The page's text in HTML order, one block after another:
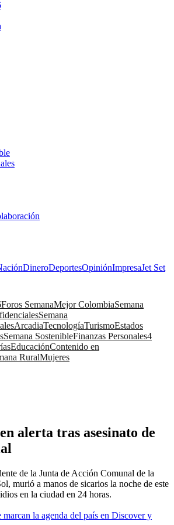
DineroDeportesOpiniónImpresaJet Set
Foros SemanaMejor ColombiaSemana
Semana
ArcadiaTecnologíaTurismoEstados
Semana SostenibleFinanzas Personales4
EducaciónContenido en
RuralMujeres
alerta tras asesinato de
de la Junta de Acción Comunal de la
murió a manos de sicarios la noche de este
en la ciudad en 24 horas.
marcan la agenda del país en Discover y